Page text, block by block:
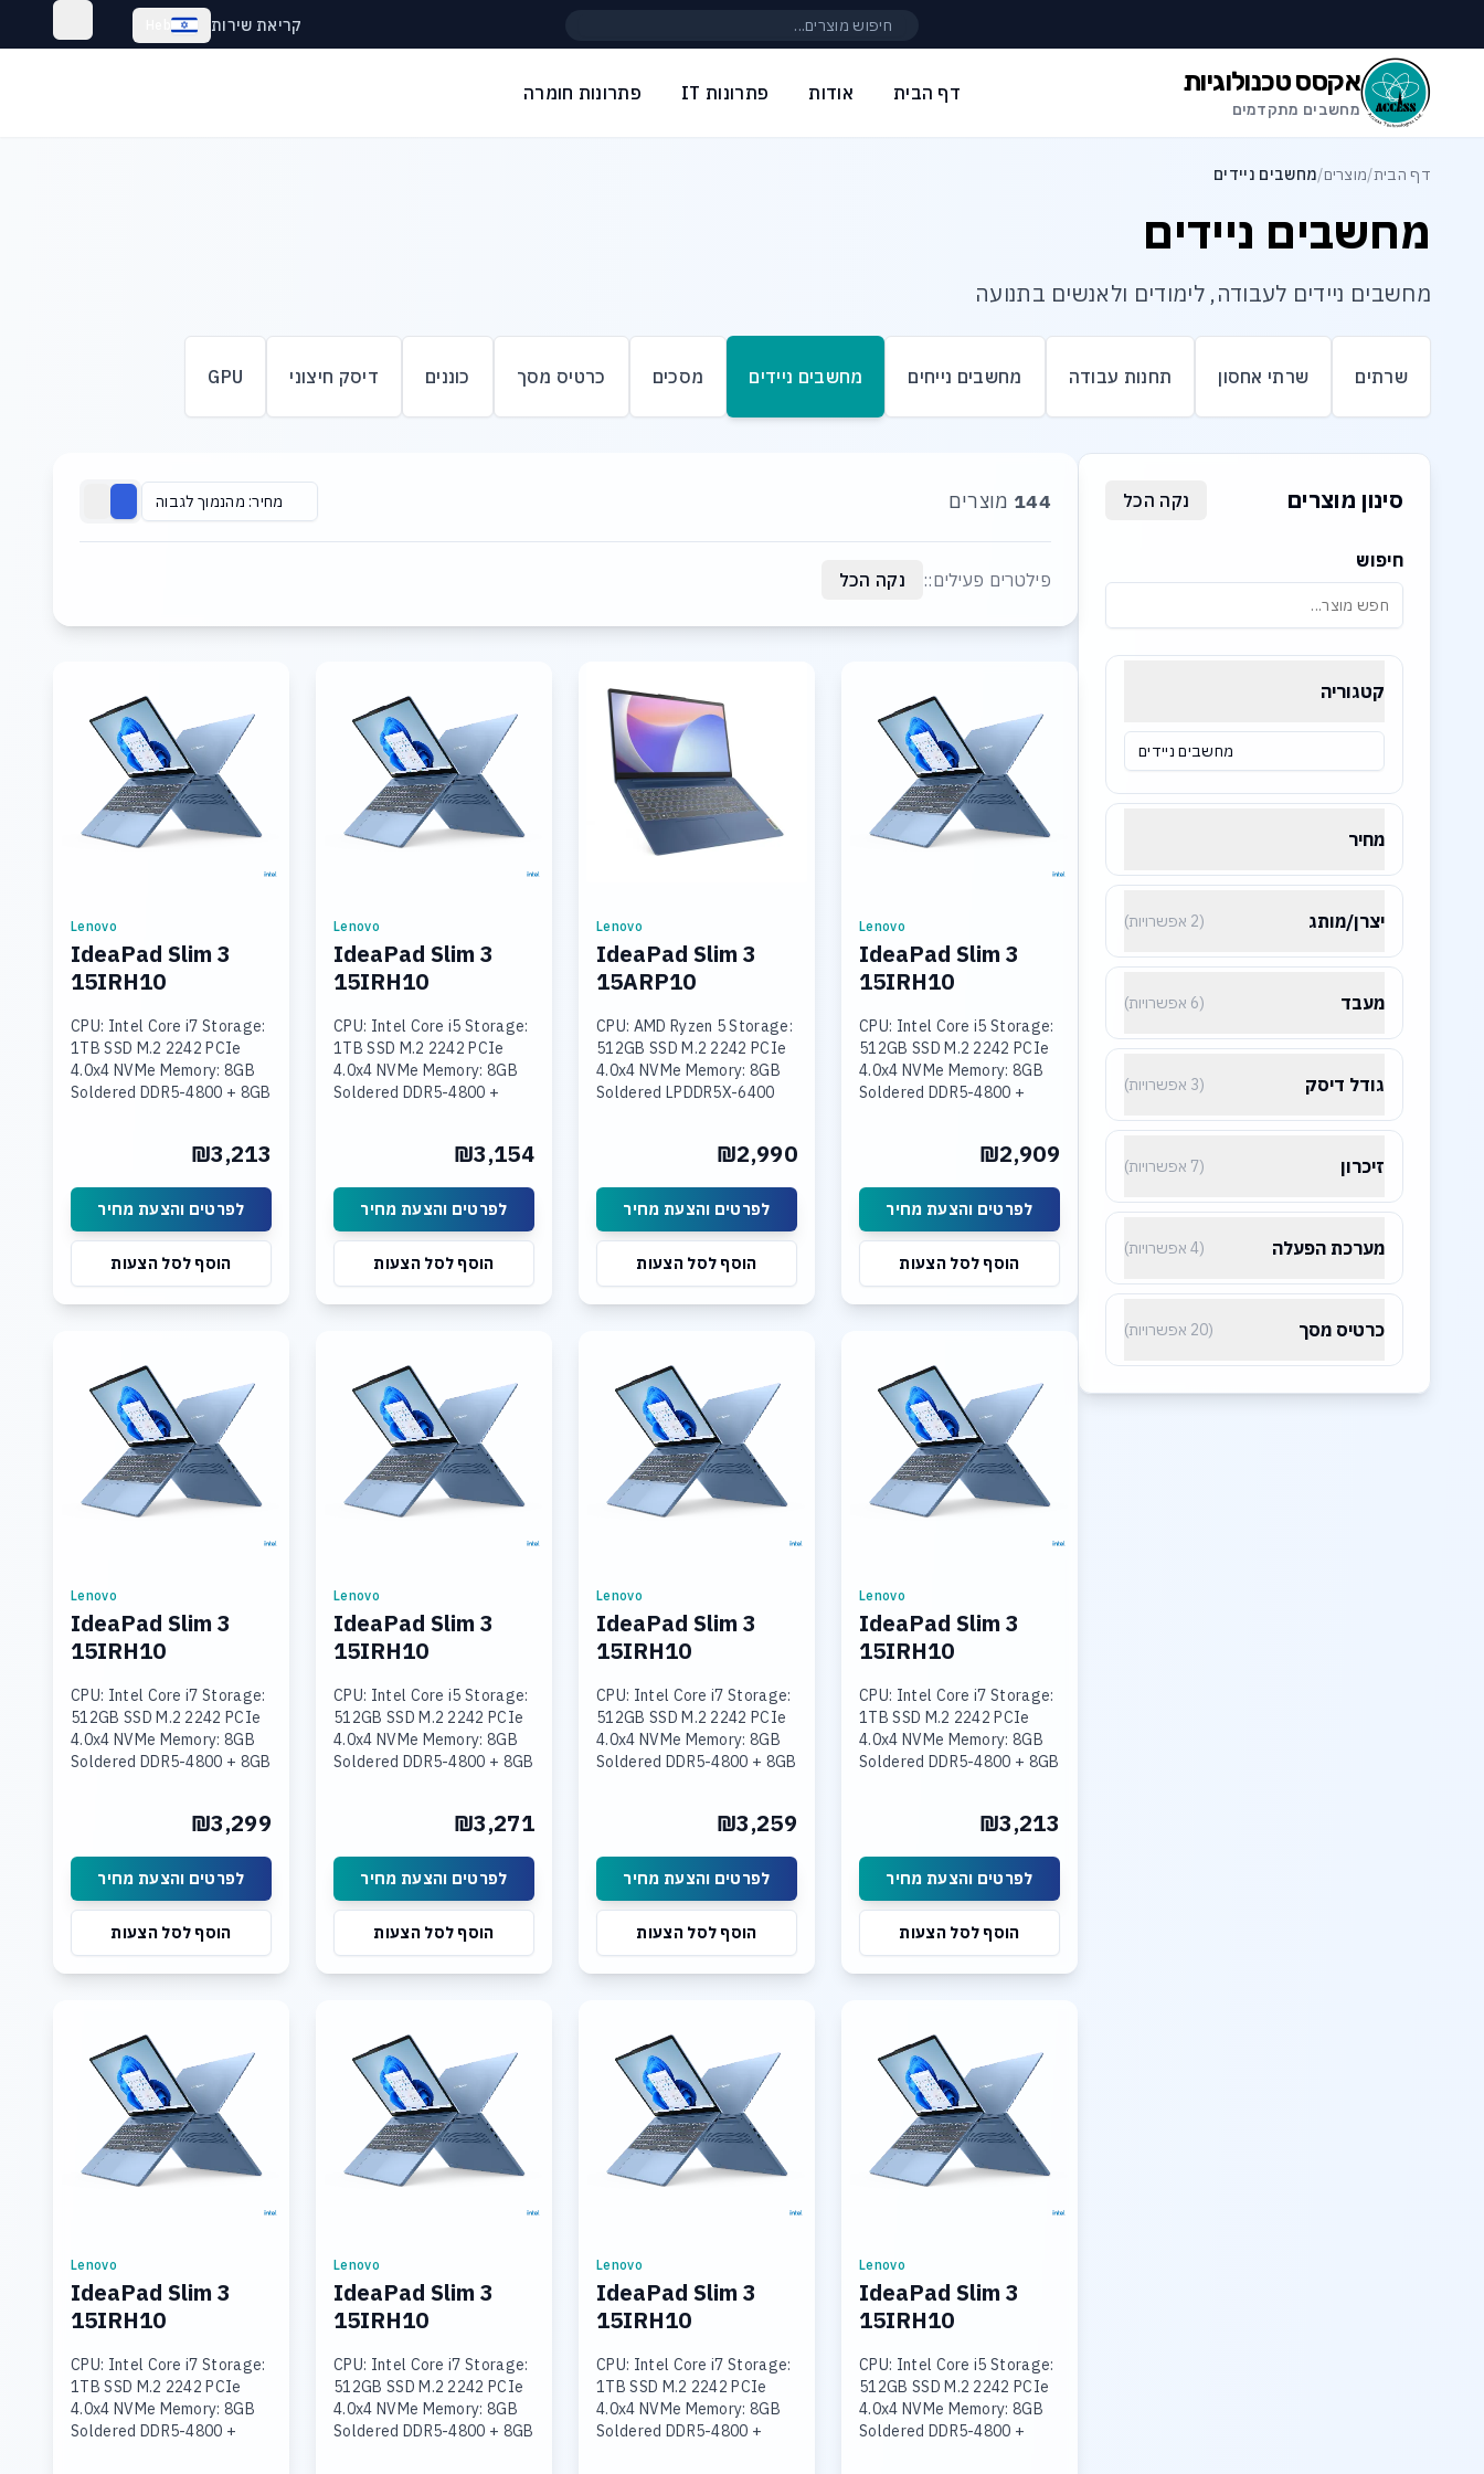
קריאת שירות
אקסס טכנולוגיות
מחשבים מתקדמים
פתרונות חומרה פתרונות IT אודות דף הבית
דף הבית/מוצרים/מחשבים ניידים
מחשבים ניידים
מחשבים ניידים לעבודה, לימודים ולאנשים בתנועה
שרתים שרתי אחסון תחנות עבודה מחשבים נייחים מחשבים ניידים מסכים כרטיס מסך כוננים דיסק חיצוני GPU
סינון מוצרים נקה הכל
חיפוש
קטגוריה
מחשבים ניידים
מחיר
יצרן/מותג (2 אפשרויות)
מעבד (6 אפשרויות)
גודל דיסק (3 אפשרויות)
זיכרון (7 אפשרויות)
מערכת הפעלה (4 אפשרויות)
כרטיס מסך (20 אפשרויות)
144 מוצרים מחיר: מהנמוך לגבוה
פילטרים פעילים:: נקה הכל
Lenovo
IdeaPad Slim 3
15IRH10
CPU: Intel Core i5 Storage:
512GB SSD M.2 2242 PCIe
4.0x4 NVMe Memory: 8GB
Soldered DDR5-4800 +
UHD Graphics Display: 15.3
₪2,909
לפרטים והצעת מחיר
הוסף לסל הצעות
Lenovo
IdeaPad Slim 3
15ARP10
CPU: AMD Ryzen 5 Storage:
512GB SSD M.2 2242 PCIe
4.0x4 NVMe Memory: 8GB
Soldered LPDDR5X-6400
₪2,990
לפרטים והצעת מחיר
הוסף לסל הצעות
Lenovo
IdeaPad Slim 3
15IRH10
CPU: Intel Core i5 Storage:
1TB SSD M.2 2242 PCIe
4.0x4 NVMe Memory: 8GB
Soldered DDR5-4800 +
UHD Graphics Display: 15.3
₪3,154
לפרטים והצעת מחיר
הוסף לסל הצעות
Lenovo
IdeaPad Slim 3
15IRH10
CPU: Intel Core i7 Storage:
1TB SSD M.2 2242 PCIe
4.0x4 NVMe Memory: 8GB
Soldered DDR5-4800 + 8GB
UHD Graphics Display: 15.3
₪3,213
לפרטים והצעת מחיר
הוסף לסל הצעות
Lenovo
IdeaPad Slim 3
15IRH10
CPU: Intel Core i7 Storage:
1TB SSD M.2 2242 PCIe
4.0x4 NVMe Memory: 8GB
Soldered DDR5-4800 + 8GB
UHD Graphics Display: 15.3
₪3,213
לפרטים והצעת מחיר
הוסף לסל הצעות
Lenovo
IdeaPad Slim 3
15IRH10
CPU: Intel Core i7 Storage:
512GB SSD M.2 2242 PCIe
4.0x4 NVMe Memory: 8GB
Soldered DDR5-4800 + 8GB
UHD Graphics Display: 15.3
₪3,259
לפרטים והצעת מחיר
הוסף לסל הצעות
Lenovo
IdeaPad Slim 3
15IRH10
CPU: Intel Core i5 Storage:
512GB SSD M.2 2242 PCIe
4.0x4 NVMe Memory: 8GB
Soldered DDR5-4800 + 8GB
UHD Graphics Display: 15.3
₪3,271
לפרטים והצעת מחיר
הוסף לסל הצעות
Lenovo
IdeaPad Slim 3
15IRH10
CPU: Intel Core i7 Storage:
512GB SSD M.2 2242 PCIe
4.0x4 NVMe Memory: 8GB
Soldered DDR5-4800 + 8GB
UHD Graphics Display: 15.3
₪3,299
לפרטים והצעת מחיר
הוסף לסל הצעות
Lenovo
IdeaPad Slim 3
15IRH10
CPU: Intel Core i5 Storage:
512GB SSD M.2 2242 PCIe
4.0x4 NVMe Memory: 8GB
Soldered DDR5-4800 +
Lenovo
IdeaPad Slim 3
15IRH10
CPU: Intel Core i7 Storage:
1TB SSD M.2 2242 PCIe
4.0x4 NVMe Memory: 8GB
Soldered DDR5-4800 +
Lenovo
IdeaPad Slim 3
15IRH10
CPU: Intel Core i7 Storage:
512GB SSD M.2 2242 PCIe
4.0x4 NVMe Memory: 8GB
Soldered DDR5-4800 + 8GB
Lenovo
IdeaPad Slim 3
15IRH10
CPU: Intel Core i7 Storage:
1TB SSD M.2 2242 PCIe
4.0x4 NVMe Memory: 8GB
Soldered DDR5-4800 +